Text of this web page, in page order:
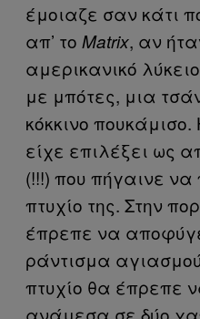
έμοιαζε σαν κάτι
απ’ το Matrix, αν
αμερικανικό
με μπότες, μια
κόκκινο
είχε επιλέξει ως
(!!!) που πήγαινε
πτυχίο της. Στην
έπρεπε να
ράντισμα
πτυχίο θα έπρεπε